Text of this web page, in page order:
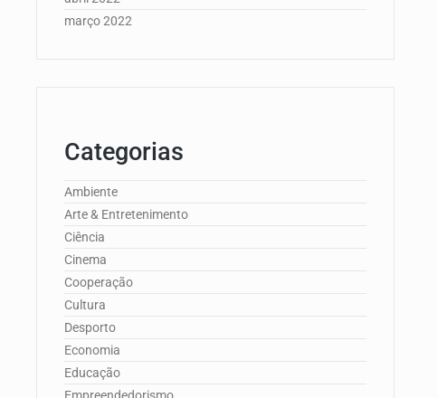
março 2022
Categorias
Ambiente
Arte & Entretenimento
Ciência
Cinema
Cooperação
Cultura
Desporto
Economia
Educação